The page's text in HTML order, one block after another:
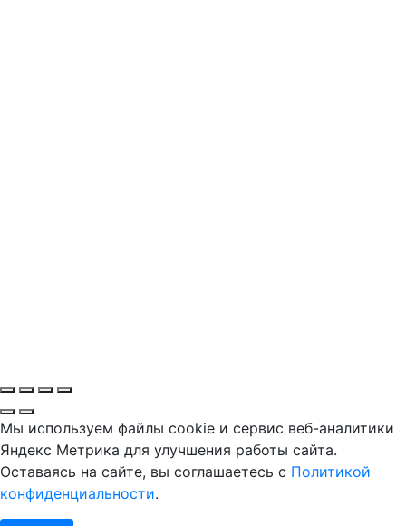
Мы используем файлы cookie и сервис веб-аналитики
Яндекс Метрика для улучшения работы сайта.
Оставаясь на сайте, вы соглашаетесь с Политикой
конфиденциальности.